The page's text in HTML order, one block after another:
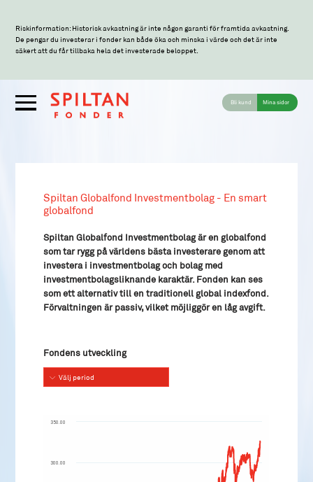
Riskinformation: Historisk avkastning är inte någon garanti för framtida avkastning.
De pengar du investerar i fonder kan både öka och minska i värde och det är inte
säkert att du får tillbaka hela det investerade beloppet.
Bli kund Mina sidor
Spiltan Globalfond Investmentbolag - En smart
globalfond
Spiltan Globalfond Investmentbolag är en globalfond
som tar rygg på världens bästa investerare genom att
investera i investmentbolag och bolag med
investmentbolagsliknande karaktär. Fonden kan ses
som ett alternativ till en traditionell global indexfond.
Förvaltningen är passiv, vilket möjliggör en låg avgift.
Fondens utveckling
Välj period
300.00
350.00